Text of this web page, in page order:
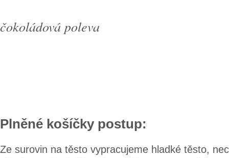
čokoládová poleva
Plněné košíčky postup:
Ze surovin na těsto vypracujeme hladké těsto,